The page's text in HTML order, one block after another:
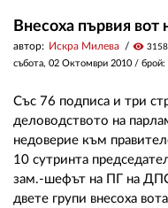
Внесоха първия
автор: Искра Милева visibility 3158
събота, 02 Октомври 2010 / брой:
Със 76 подписа и три
деловодството на
недоверие към
10 сутринта
зам.-шефът на ПГ на
двете групи внесоха